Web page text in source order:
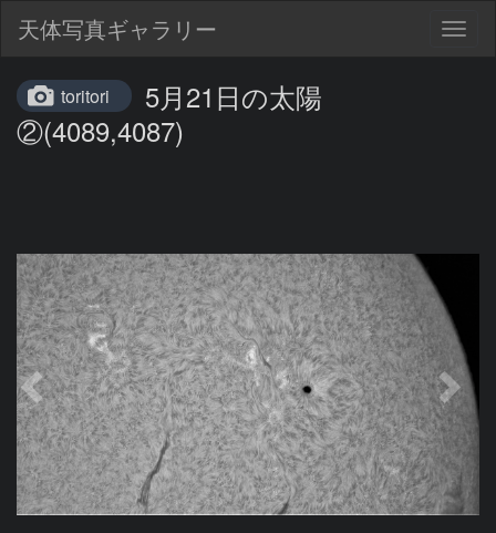
天体写真ギャラリー
toritori
5月21日の太陽
②(4089,4087)